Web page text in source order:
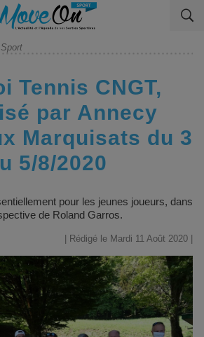
Sport
Tennis CNGT,
par Annecy
Marquisats du 3
5/8/2020
pour les jeunes joueurs, dans
de Roland Garros.
| Rédigé le Mardi 11 Août 2020 |